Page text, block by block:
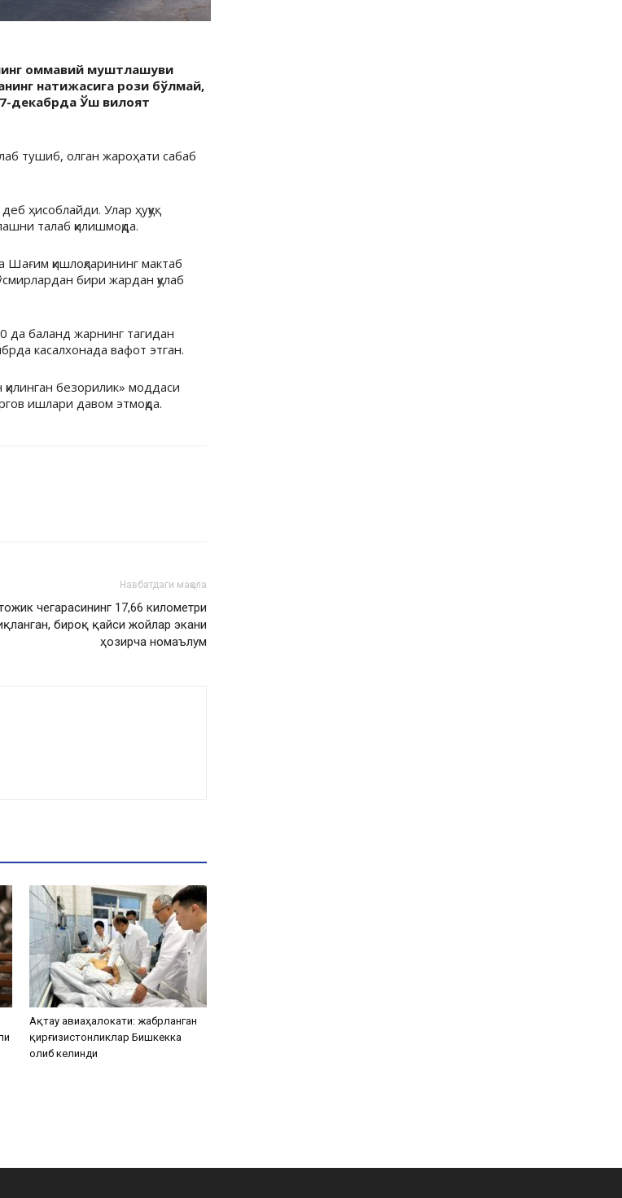
оммавий муштлашуви
натижасига рози бўлмай,
7-декабрда Ўш вилоят
тушиб, олган жароҳати сабаб
ҳисоблайди. Улар ҳуқуқ
талаб қилишмоқда.
қишлоқларининг мактаб
бири жардан қулаб
да баланд жарнинг тагидан
касалхонада вафот этган.
безорилик» моддаси
ишлари давом этмоқда.
Навбатдаги мақола
тожик чегарасининг 17,66 километри
бироқ қайси жойлар экани
ҳозирча номаълум
Ақтау авиаҳалокати: жабрланган
қирғизистонликлар Бишкекка
олиб келинди